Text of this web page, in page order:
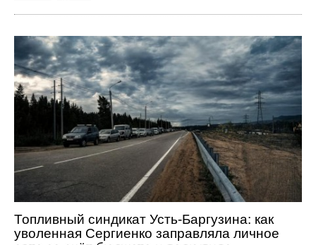
Топливный синдикат Усть-Баргузина: как
уволенная Сергиенко заправляла личное